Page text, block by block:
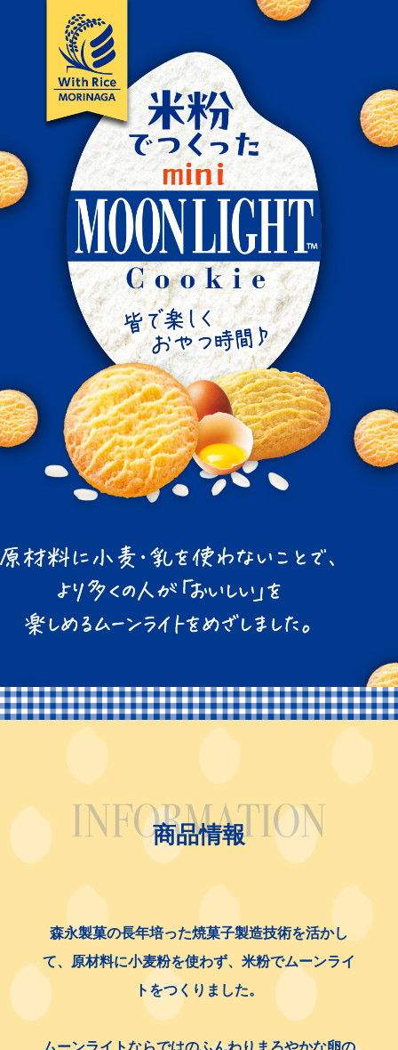
商品情報
森永製菓の長年培った焼菓子製造技術を活かし
て、
原材料に小麦粉を使わず、米粉でムーンライ
トをつくりました。
ムーンライトならではのふんわりまろやかな卵の